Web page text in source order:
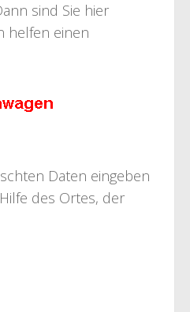
sind Sie hier
helfen einen
Daten eingeben
des Ortes, der